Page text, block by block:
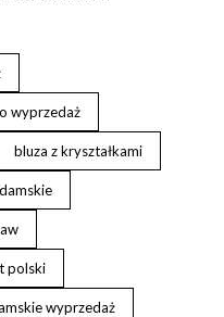
wyprzedaż
bluza z kryształkami
polski
wyprzedaż